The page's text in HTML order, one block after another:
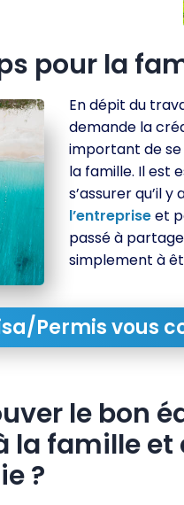
pour la
En dépit du
demande la
important de
la famille. Il est
s’assurer qu’il
l’entrepriseet
passé à
simplement à
Permis vous
le bon
la famille et
?